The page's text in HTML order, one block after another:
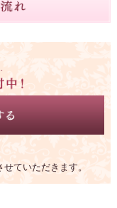
ていただきます。